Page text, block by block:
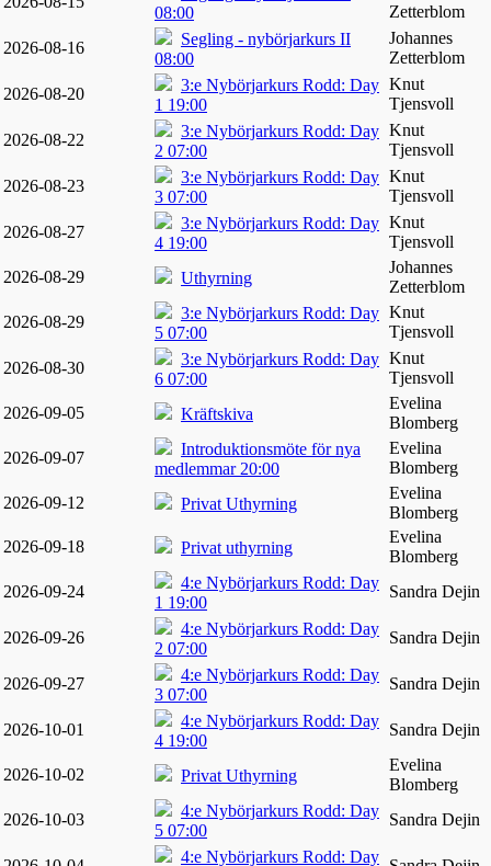
08:00
Zetterblom
2026-08-16
Segling - nybörjarkurs II
08:00
Johannes
Zetterblom
2026-08-20
3:e Nybörjarkurs Rodd: Day
1 19:00
Knut
Tjensvoll
2026-08-22
3:e Nybörjarkurs Rodd: Day
2 07:00
Knut
Tjensvoll
2026-08-23
3:e Nybörjarkurs Rodd: Day
3 07:00
Knut
Tjensvoll
2026-08-27
3:e Nybörjarkurs Rodd: Day
4 19:00
Knut
Tjensvoll
2026-08-29
Uthyrning
Johannes
Zetterblom
2026-08-29
3:e Nybörjarkurs Rodd: Day
5 07:00
Knut
Tjensvoll
2026-08-30
3:e Nybörjarkurs Rodd: Day
6 07:00
Knut
Tjensvoll
2026-09-05
Kräftskiva
Evelina
Blomberg
2026-09-07
Introduktionsmöte för nya
medlemmar 20:00
Evelina
Blomberg
2026-09-12
Privat Uthyrning
Evelina
Blomberg
2026-09-18
Privat uthyrning
Evelina
Blomberg
2026-09-24
4:e Nybörjarkurs Rodd: Day
1 19:00
Sandra Dejin
2026-09-26
4:e Nybörjarkurs Rodd: Day
2 07:00
Sandra Dejin
2026-09-27
4:e Nybörjarkurs Rodd: Day
3 07:00
Sandra Dejin
2026-10-01
4:e Nybörjarkurs Rodd: Day
4 19:00
Sandra Dejin
2026-10-02 Privat Uthyrning
Evelina
Blomberg
2026-10-03
4:e Nybörjarkurs Rodd: Day
5 07:00
Sandra Dejin
4:e Nybörjarkurs Rodd: Day